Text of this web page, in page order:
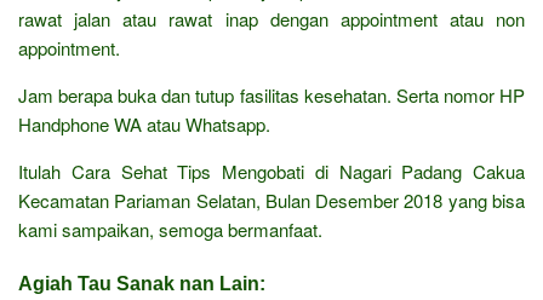
rawat jalan atau rawat inap dengan appointment atau non
appointment.
Jam berapa buka dan tutup fasilitas kesehatan. Serta nomor HP
Handphone WA atau Whatsapp.
Itulah Cara Sehat Tips Mengobati di Nagari Padang Cakua
Kecamatan Pariaman Selatan, Bulan Desember 2018 yang bisa
kami sampaikan, semoga bermanfaat.
Agiah Tau Sanak nan Lain: